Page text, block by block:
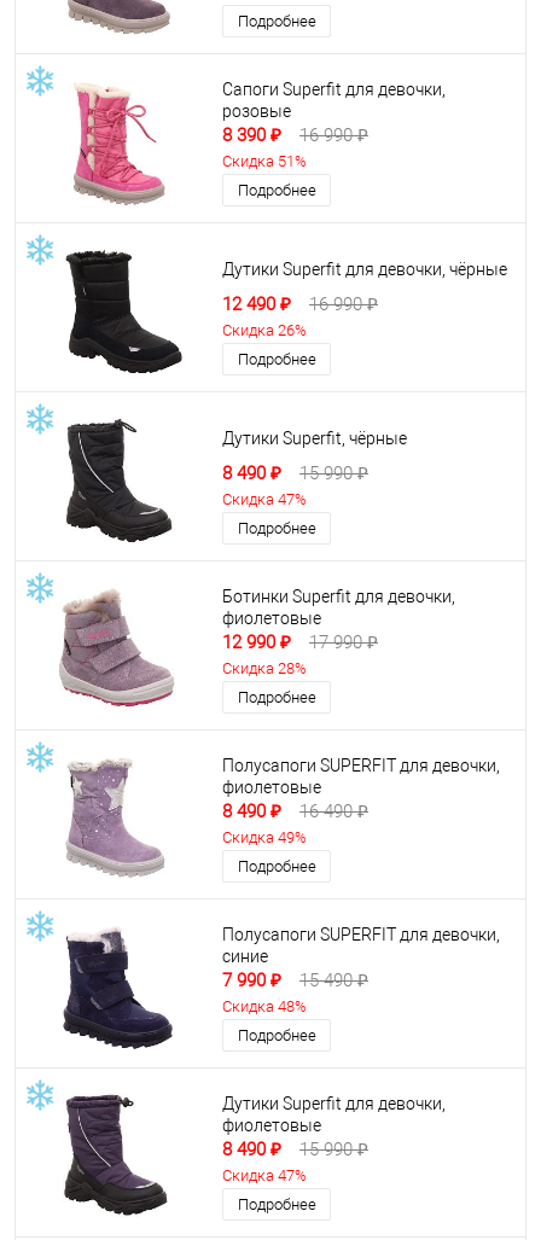
Подробнее
Сапоги Superfit для девочки,
розовые
8 390 ₽ 16 990 ₽
Скидка 51%
Подробнее
Дутики Superfit для девочки, чёрные
12 490 ₽ 16 990 ₽
Скидка 26%
Подробнее
Дутики Superfit, чёрные
8 490 ₽ 15 990 ₽
Скидка 47%
Подробнее
Ботинки Superfit для девочки,
фиолетовые
12 990 ₽ 17 990 ₽
Скидка 28%
Подробнее
Полусапоги SUPERFIT для девочки,
фиолетовые
8 490 ₽ 16 490 ₽
Скидка 49%
Подробнее
Полусапоги SUPERFIT для девочки,
синие
7 990 ₽ 15 490 ₽
Скидка 48%
Подробнее
Дутики Superfit для девочки,
фиолетовые
8 490 ₽ 15 990 ₽
Скидка 47%
Подробнее